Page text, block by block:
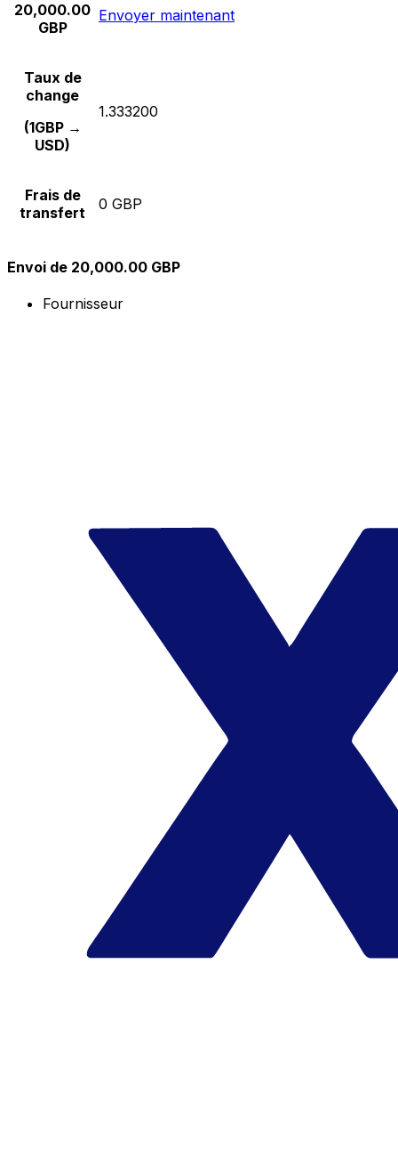
20,000.00
GBP
Envoyer maintenant
Taux de
change
(1GBP →
USD)
1.333200
Frais de
transfert
0 GBP
Envoi de 20,000.00 GBP
Fournisseur